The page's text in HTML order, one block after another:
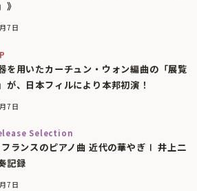
》
7日
を用いたカーチュン・ウォン編曲の「展覧
が、日本フィルにより本邦初演！
7日
Selection
フランスのピアノ曲 近代の華やぎⅠ 井上二
記録
7日